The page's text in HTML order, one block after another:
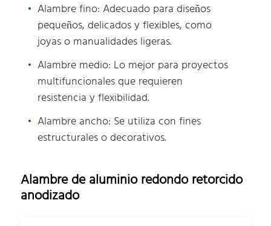
Alambre fino: Adecuado para diseños
pequeños, delicados y flexibles, como
joyas o manualidades ligeras.
Alambre medio: Lo mejor para proyectos
multifuncionales que requieren
resistencia y flexibilidad.
Alambre ancho: Se utiliza con fines
estructurales o decorativos.
Alambre de aluminio redondo retorcido
anodizado